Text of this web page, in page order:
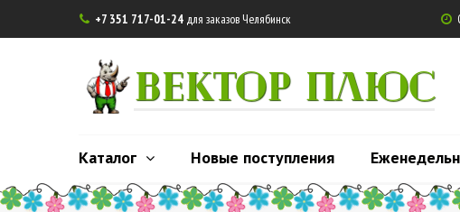
 +7 351 717-01-24 для заказов Челябинск 
ВЕКТОР ПЛЮС
Каталог Новые поступления